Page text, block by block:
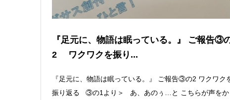
『足元に、物語は眠っている。』 ご報告③
2 ワクワクを振り...
『足元に、物語は眠っている。』 ご報告③の2 ワクワク
振り返る ③の1より＞ あ、あのぅ…と こちらが声をか